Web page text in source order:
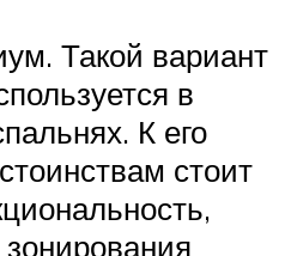
Такой вариант
в
К его
стоит